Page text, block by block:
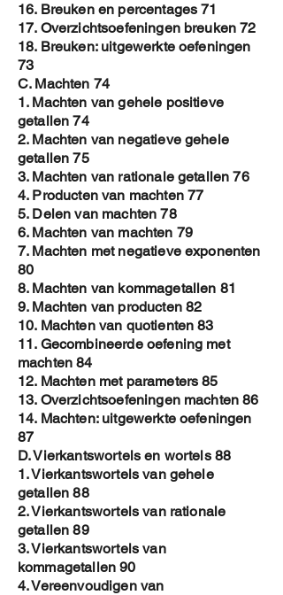
16. Breuken en percentages 71
17. Overzichtsoefeningen breuken 72
18. Breuken: uitgewerkte oefeningen
73
C. Machten 74
1. Machten van gehele positieve
getallen 74
2. Machten van negatieve gehele
getallen 75
3. Machten van rationale getallen 76
4. Producten van machten 77
5. Delen van machten 78
6. Machten van machten 79
7. Machten met negatieve exponenten
80
8. Machten van kommagetallen 81
9. Machten van producten 82
10. Machten van quotienten 83
11. Gecombineerde oefening met
machten 84
12. Machten met parameters 85
13. Overzichtsoefeningen machten 86
14. Machten: uitgewerkte oefeningen
87
D. Vierkantswortels en wortels 88
1. Vierkantswortels van gehele
getallen 88
2. Vierkantswortels van rationale
getallen 89
3. Vierkantswortels van
kommagetallen 90
4. Vereenvoudigen van